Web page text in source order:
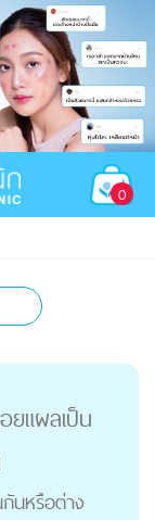
0
แผลเป็น
นหรือต่าง